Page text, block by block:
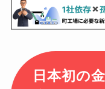
日本初の